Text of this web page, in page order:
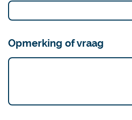
Opmerking of vraag